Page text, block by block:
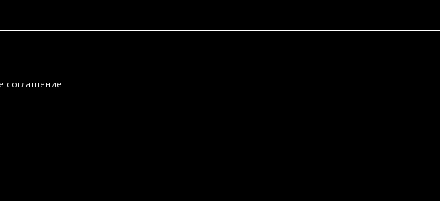
соглашение